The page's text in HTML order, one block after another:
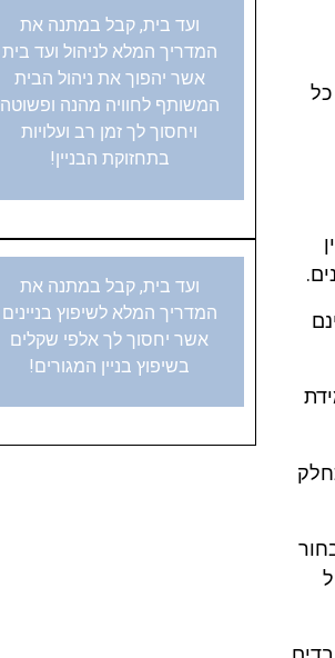
ועד בית, קבל במתנה את
המדריך המלא לניהול ועד בית
אשר יהפוך את ניהול הבית
המשותף לחוויה מהנה ופשוטה
ויחסוך לך זמן רב ועלויות
בתחזוקת הבניין!
ועד בית, קבל במתנה את
המדריך המלא לשיפוץ בניינים
אשר יחסוך לך אלפי שקלים
בשיפוץ בניין המגורים!